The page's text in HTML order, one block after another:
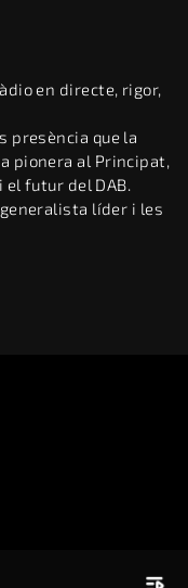
en directe, rigor,
presència que la
pionera al Principat,
futur del DAB.
líder i les